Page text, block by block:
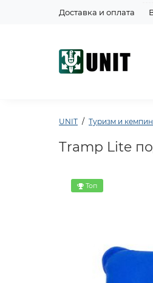
Доставка и оплата
UNIT Туризм и
Tramp Lite
Топ